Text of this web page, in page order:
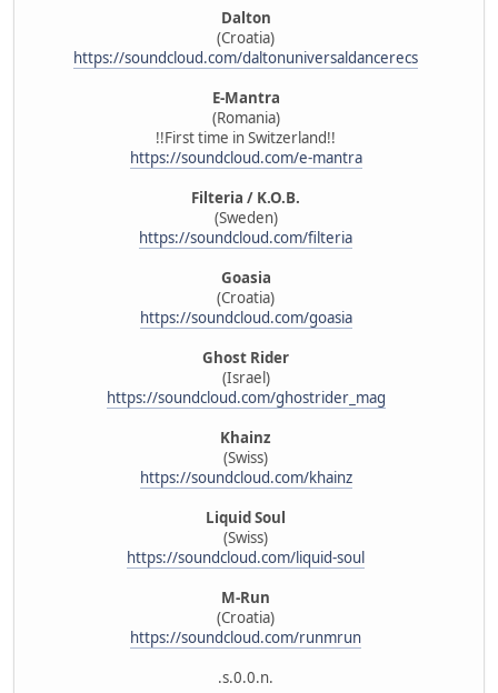
Dalton
(Croatia)
https://soundcloud.com/daltonuniversaldancerecs
E-Mantra
(Romania)
!!First time in Switzerland!!
https://soundcloud.com/e-mantra
Filteria / K.O.B.
(Sweden)
https://soundcloud.com/filteria
Goasia
(Croatia)
https://soundcloud.com/goasia
Ghost Rider
(Israel)
https://soundcloud.com/ghostrider_mag
Khainz
(Swiss)
https://soundcloud.com/khainz
Liquid Soul
(Swiss)
https://soundcloud.com/liquid-soul
M-Run
(Croatia)
https://soundcloud.com/runmrun
.s.0.0.n.